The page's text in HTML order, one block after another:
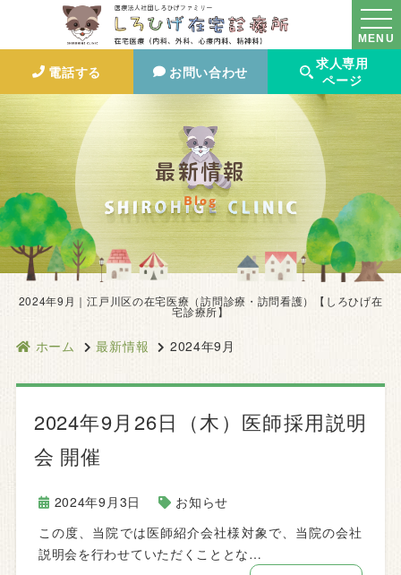
MENU
電話する お問い合わせ
求人専用
ページ
最新情報
Blog
2024年9月｜江戸川区の在宅医療（訪問診療・訪問看護）【しろひげ在
宅診療所】
ホーム 最新情報 2024年9月
2024年9月26日（木）医師採用説明
会 開催
2024年9月3日
お知らせ
この度、当院では医師紹介会社様対象で、当院の会社
説明会を行わせていただくこととな…